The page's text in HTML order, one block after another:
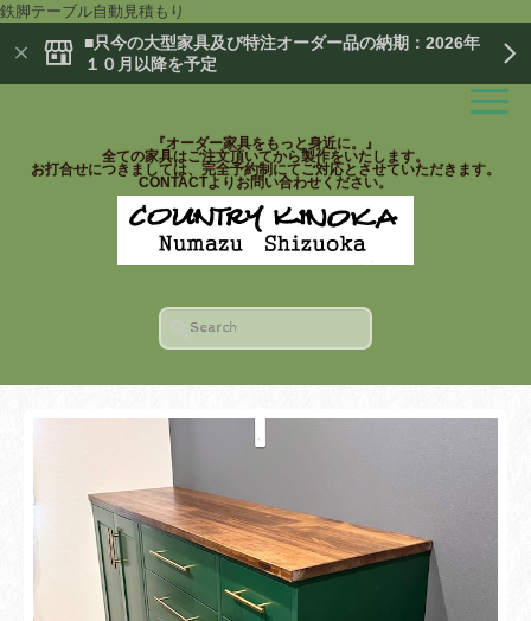
鉄脚テーブル自動見積もり
■只今の大型家具及び特注オーダー品の納期：2026年
１０月以降を予定
『オーダー家具をもっと身近に。』
全ての家具はご注文頂いてから製作をいたします。
お打合せにつきましては、完全予約制にてご対応とさせていただきます。
CONTACTよりお問い合わせください。